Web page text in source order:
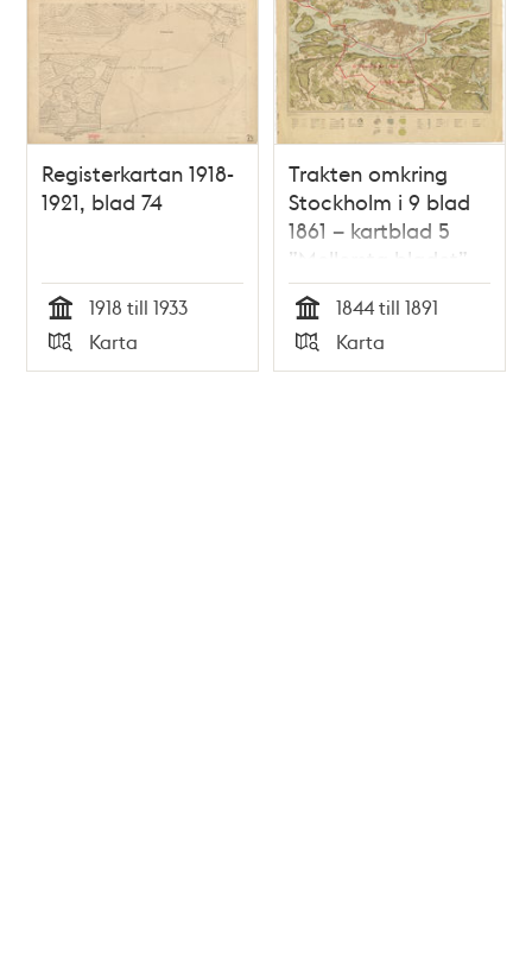
Registerkartan 1918-
1921, blad 74
Tid
1918 till 1933
Typ
Karta
Trakten omkring
Stockholm i 9 blad
1861 – kartblad 5
”Mellersta bladet”,
översett 1891
Tid
1844 till 1891
Typ
Karta